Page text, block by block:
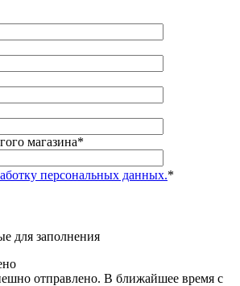
магазина*
персональных данных.*
для заполнения
отправлено. В ближайшее время с